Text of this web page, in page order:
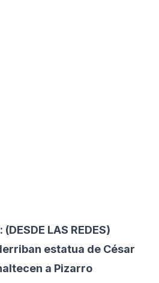
(DESDE LAS REDES)
estatua de César
a Pizarro